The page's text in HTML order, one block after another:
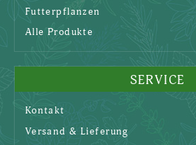
Futterpflanzen
Alle Produkte
SERVICE
Kontakt
Versand & Lieferung